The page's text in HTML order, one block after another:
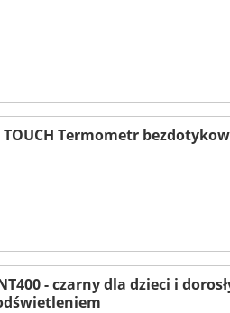
TOUCH Termometr
- czarny dla dzieci i